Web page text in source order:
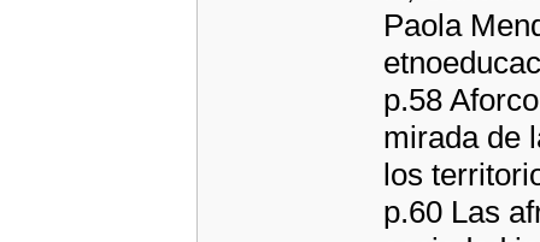
Paola
p.58
mirada de
los
p.60 Las